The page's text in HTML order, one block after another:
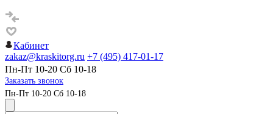
Кабинет
zakaz@kraskitorg.ru +7 (495) 417-01-17
Пн-Пт 10-20 Сб 10-18
Заказать звонок
Пн-Пт 10-20 Сб 10-18